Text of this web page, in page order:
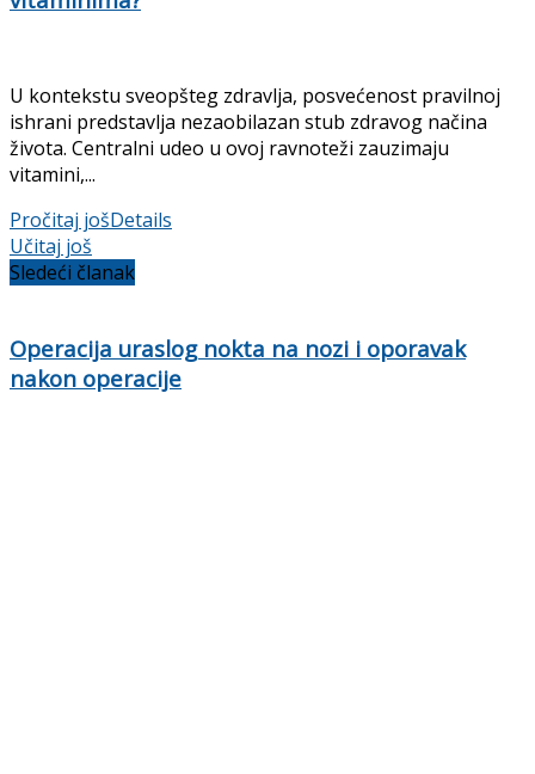
U kontekstu sveopšteg zdravlja, posvećenost pravilnoj
ishrani predstavlja nezaobilazan stub zdravog načina
života. Centralni udeo u ovoj ravnoteži zauzimaju
vitamini,...
Pročitaj jošDetails
Učitaj još
Sledeći članak
Operacija uraslog nokta na nozi i oporavak
nakon operacije